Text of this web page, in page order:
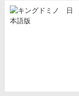
常によい
める人に
ょっと変
ゲームで
良いタイ
整されて
せん。
こ
と、レー
いうとこ
たくさん
楽しいよ